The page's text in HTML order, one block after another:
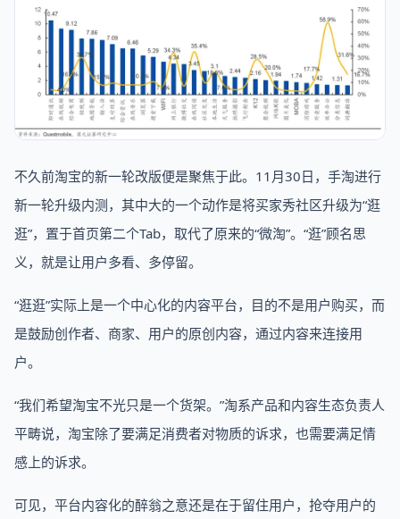
不久前淘宝的新一轮改版便是聚焦于此。11月30日，手淘进行
新一轮升级内测，其中大的一个动作是将买家秀社区升级为“逛
逛”，置于首页第二个Tab，取代了原来的“微淘”。“逛”顾名思
义，就是让用户多看、多停留。
“逛逛”实际上是一个中心化的内容平台，目的不是用户购买，而
是鼓励创作者、商家、用户的原创内容，通过内容来连接用
户。
“我们希望淘宝不光只是一个货架。”淘系产品和内容生态负责人
平畴说，淘宝除了要满足消费者对物质的诉求，也需要满足情
感上的诉求。
可见，平台内容化的醉翁之意还是在于留住用户，抢夺用户的